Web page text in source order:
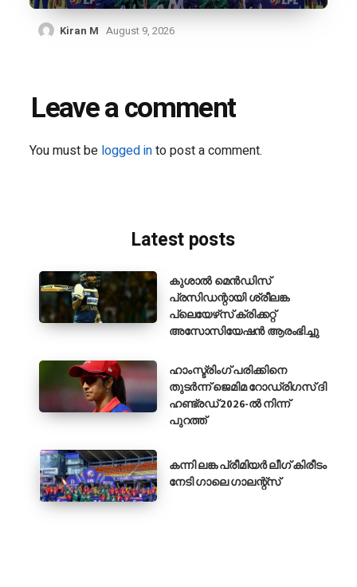
Kiran M August 9, 2026
Leave a comment
You must be logged into post a comment.
Latest posts
കുശാൽ മെൻഡിസ്
പ്രസിഡന്റായി ശ്രീലങ്ക
പ്ലെയേഴ്‌സ് ക്രിക്കറ്റ്
അസോസിയേഷൻ ആരംഭിച്ചു
ഹാംസ്ട്രിംഗ് പരിക്കിനെ
തുടർന്ന് ജെമിമ റോഡ്രിഗസ് ദി
ഹണ്ട്രഡ് 2026-ൽ നിന്ന്
പുറത്ത്
കന്നി ലങ്ക പ്രീമിയർ ലീഗ് കിരീടം
നേടി ഗാലെ ഗാലന്റ്‌സ്